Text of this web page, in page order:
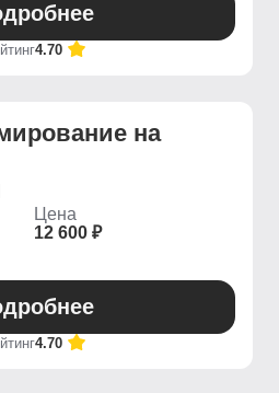
4.70
на
Цена
12 600 ₽
4.70